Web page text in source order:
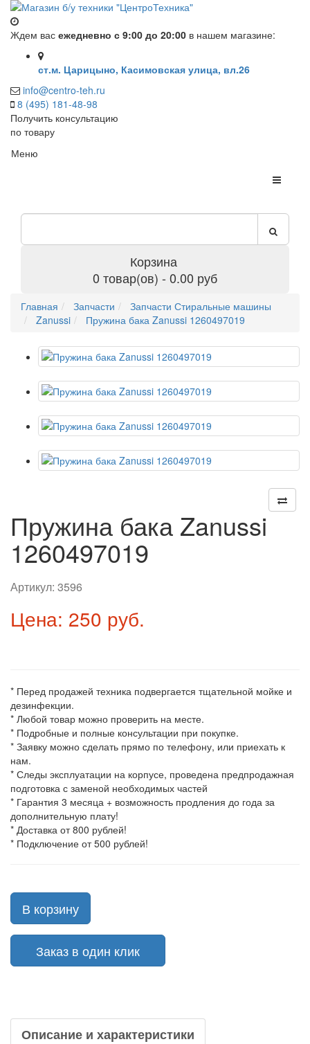
Ждем вас ежедневно с 9:00 до 20:00 в нашем магазине:
ст.м. Царицыно, Касимовская улица, вл.26
info@centro-teh.ru
8 (495) 181-48-98
Получить консультацию
по товару
Меню
Корзина
0 товар(ов) - 0.00 руб
Главная Запчасти
Запчасти Стиральные машины
Zanussi
Пружина бака Zanussi 1260497019
Пружина бака Zanussi
1260497019
Артикул: 3596
Цена: 250 руб.
* Перед продажей техника подвергается тщательной мойке и
дезинфекции.
* Любой товар можно проверить на месте.
* Подробные и полные консультации при покупке.
* Заявку можно сделать прямо по телефону, или приехать к
нам.
* Следы эксплуатации на корпусе, проведена предпродажная
подготовка с заменой необходимых частей
* Гарантия 3 месяца + возможность продления до года за
дополнительную плату!
* Доставка от 800 рублей!
* Подключение от 500 рублей!
В корзину
Заказ в один клик
Описание и характеристики